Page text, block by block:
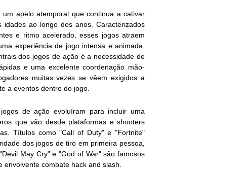
apelo atemporal que continua a cativar
idades ao longo dos anos. Caracterizados
e ritmo acelerado, esses jogos atraem
experiência de jogo intensa e animada.
dos jogos de ação é a necessidade de
e uma excelente coordenação mão-
muitas vezes se vêem exigidos a
a eventos dentro do jogo.
de ação evoluíram para incluir uma
que vão desde plataformas e shooters
Títulos como "Call of Duty" e "Fortnite"
dos jogos de tiro em primeira pessoa,
May Cry" e "God of War" são famosos
envolvente combate hack and slash.